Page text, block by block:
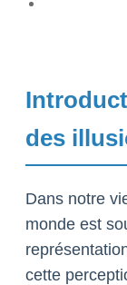
des
Dans notre
monde est
cette